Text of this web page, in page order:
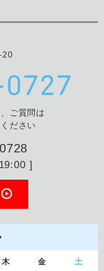
20
ご質問は
ださい
]
木 金 土